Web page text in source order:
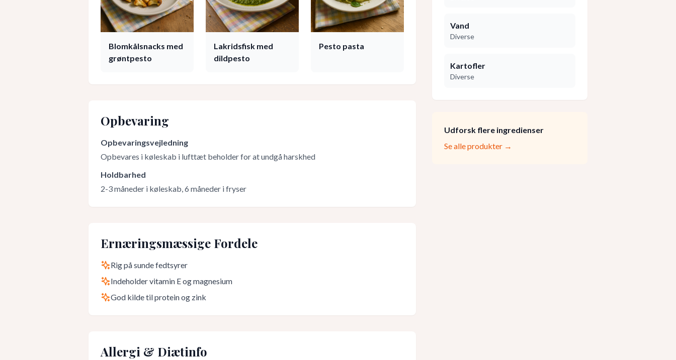
Blomkålsnacks med
grøntpesto
Lakridsfisk med
dildpesto
Pesto pasta
Opbevaring
Opbevaringsvejledning
Opbevares i køleskab i lufttæt beholder for at undgå harskhed
Holdbarhed
2-3 måneder i køleskab, 6 måneder i fryser
Ernæringsmæssige Fordele
Rig på sunde fedtsyrer
Indeholder vitamin E og magnesium
God kilde til protein og zink
Allergi & Diætinfo
Vand
Diverse
Kartofler
Diverse
Udforsk flere ingredienser
Se alle produkter →